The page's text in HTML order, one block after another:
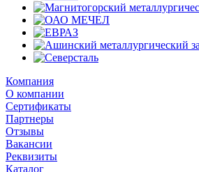
Компания
О компании
Сертификаты
Партнеры
Отзывы
Вакансии
Реквизиты
Каталог